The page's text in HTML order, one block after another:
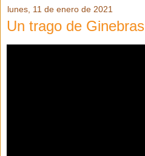
lunes, 11 de enero de 2021
Un trago de Ginebras